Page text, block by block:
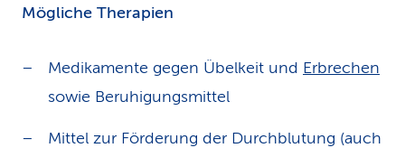
Mögliche Therapien
Medikamente gegen Übelkeit und Erbrechen
sowie Beruhigungsmittel
Mittel zur Förderung der Durchblutung (auch